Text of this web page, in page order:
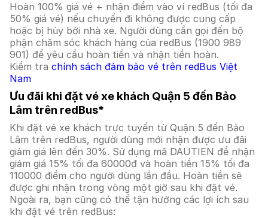
Hoàn 100% giá vé + nhận điểm vào ví redBus (tối đa
50% giá vé) nếu chuyến đi không được cung cấp
hoặc bị hủy bởi nhà xe. Người dùng cần gọi đến bộ
phận chăm sóc khách hàng của redBus (1900 989
901) để yêu cầu hoàn tiền và nhận tiền hoàn.
Kiểm tra chính sách đảm bảo vé trên redBus Việt
Nam
Ưu đãi khi đặt vé xe khách Quận 5 đến Bảo
Lâm trên redBus*
Khi đặt vé xe khách trực tuyến từ Quận 5 đến Bảo
Lâm trên redBus, người dùng mới nhận được ưu đãi
giảm giá lên đến 30%. Sử dụng mã DAUTIEN để nhận
giảm giá 15% tối đa 60000đ và hoàn tiền 15% tối đa
110000 điểm cho người dùng lần đầu. Hoàn tiền sẽ
được ghi nhận trong vòng một giờ sau khi đặt vé.
Ngoài ra, bạn cũng có thể tận hưởng các lợi ích sau
khi đặt vé trên redBus: